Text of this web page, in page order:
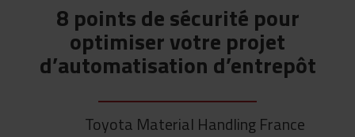
8 points de sécurité pour
optimiser votre projet
d’automatisation d’entrepôt
Toyota Material Handling France